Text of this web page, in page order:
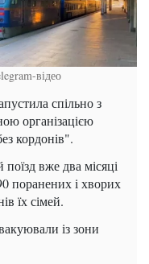
відео
спільно з
організацією
кордонів".
вже два місяці
поранених і хворих
їх сімей.
із зони